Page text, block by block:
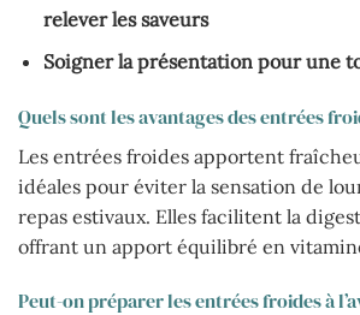
relever les saveurs
Soigner la présentation pour une
Quels sont les avantages des entrées
Les entrées froides apportent
idéales pour éviter la sensation de
repas estivaux. Elles facilitent la
offrant un apport équilibré en
Peut-on préparer les entrées froides à